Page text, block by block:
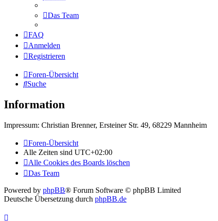
Das Team
FAQ
Anmelden
Registrieren
Foren-Übersicht
Suche
Information
Impressum: Christian Brenner, Ersteiner Str. 49, 68229 Mannheim
Foren-Übersicht
Alle Zeiten sind UTC+02:00
Alle Cookies des Boards löschen
Das Team
Powered by phpBB® Forum Software © phpBB Limited
Deutsche Übersetzung durch phpBB.de